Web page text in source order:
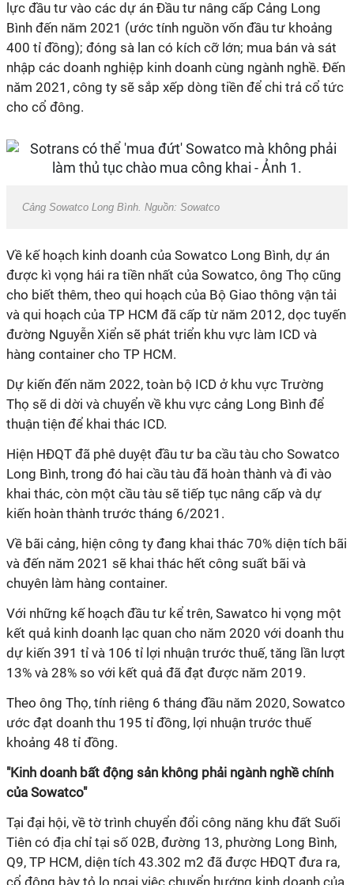
lực đầu tư vào các dự án Đầu tư nâng cấp Cảng Long
Bình đến năm 2021 (ước tính nguồn vốn đầu tư khoảng
400 tỉ đồng); đóng sà lan có kích cỡ lớn; mua bán và sát
nhập các doanh nghiệp kinh doanh cùng ngành nghề. Đến
năm 2021, công ty sẽ sắp xếp dòng tiền để chi trả cổ tức
cho cổ đông.
Cảng Sowatco Long Bình. Nguồn: Sowatco
Về kế hoạch kinh doanh của Sowatco Long Bình, dự án
được kì vọng hái ra tiền nhất của Sowatco, ông Thọ cũng
cho biết thêm, theo qui hoạch của Bộ Giao thông vận tải
và qui hoạch của TP HCM đã cấp từ năm 2012, dọc tuyến
đường Nguyễn Xiển sẽ phát triển khu vực làm ICD và
hàng container cho TP HCM.
Dự kiến đến năm 2022, toàn bộ ICD ở khu vực Trường
Thọ sẽ di dời và chuyển về khu vực cảng Long Bình để
thuận tiện để khai thác ICD.
Hiện HĐQT đã phê duyệt đầu tư ba cầu tàu cho Sowatco
Long Bình, trong đó hai cầu tàu đã hoàn thành và đi vào
khai thác, còn một cầu tàu sẽ tiếp tục nâng cấp và dự
kiến hoàn thành trước tháng 6/2021.
Về bãi cảng, hiện công ty đang khai thác 70% diện tích bãi
và đến năm 2021 sẽ khai thác hết công suất bãi và
chuyên làm hàng container.
Với những kế hoạch đầu tư kể trên, Sawatco hi vọng một
kết quả kinh doanh lạc quan cho năm 2020 với doanh thu
dự kiến 391 tỉ và 106 tỉ lợi nhuận trước thuế, tăng lần lượt
13% và 28% so với kết quả đã đạt được năm 2019.
Theo ông Thọ, tính riêng 6 tháng đầu năm 2020, Sowatco
ước đạt doanh thu 195 tỉ đồng, lợi nhuận trước thuế
khoảng 48 tỉ đồng.
"Kinh doanh bất động sản không phải ngành nghề chính
của Sowatco"
Tại đại hội, về tờ trình chuyển đổi công năng khu đất Suối
Tiên có địa chỉ tại số 02B, đường 13, phường Long Bình,
Q9, TP HCM, diện tích 43.302 m2 đã được HĐQT đưa ra,
cổ đông bày tỏ lo ngại việc chuyển hướng kinh doanh của